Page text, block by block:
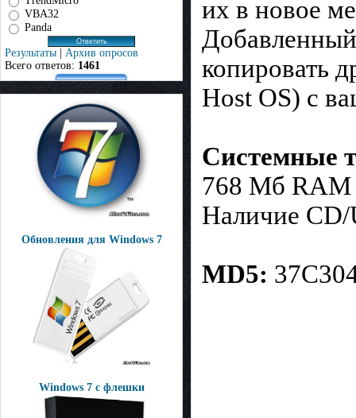
VBA32
Panda
Результаты | Архив опросов
Всего ответов: 1461
Обновления для Windows 7
Windows 7 с флешки
их в новое
копировать
Host OS) с
Системные
768 Мб RAM
Наличие CD/
MD5: